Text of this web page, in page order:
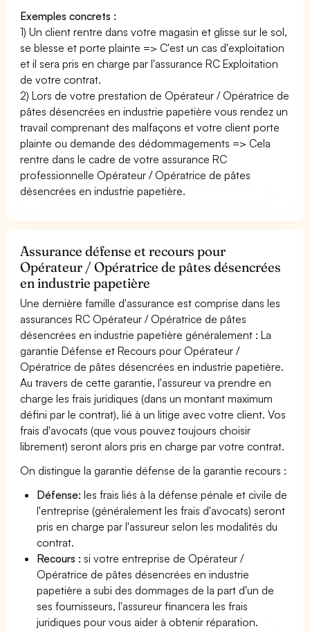
Exemples concrets :
1) Un client rentre dans votre magasin et glisse sur le sol,
se blesse et porte plainte => C'est un cas d'exploitation
et il sera pris en charge par l'assurance RC Exploitation
de votre contrat.
2) Lors de votre prestation de Opérateur / Opératrice de
pâtes désencrées en industrie papetière vous rendez un
travail comprenant des malfaçons et votre client porte
plainte ou demande des dédommagements => Cela
rentre dans le cadre de votre assurance RC
professionnelle Opérateur / Opératrice de pâtes
désencrées en industrie papetière.
Assurance défense et recours pour
Opérateur / Opératrice de pâtes désencrées
en industrie papetière
Une dernière famille d'assurance est comprise dans les
assurances RC Opérateur / Opératrice de pâtes
désencrées en industrie papetière généralement : La
garantie Défense et Recours pour Opérateur /
Opératrice de pâtes désencrées en industrie papetière.
Au travers de cette garantie, l'assureur va prendre en
charge les frais juridiques (dans un montant maximum
défini par le contrat), lié à un litige avec votre client. Vos
frais d'avocats (que vous pouvez toujours choisir
librement) seront alors pris en charge par votre contrat.
On distingue la garantie défense de la garantie recours :
Défense: les frais liés à la défense pénale et civile de
l'entreprise (généralement les frais d'avocats) seront
pris en charge par l'assureur selon les modalités du
contrat.
Recours : si votre entreprise de Opérateur /
Opératrice de pâtes désencrées en industrie
papetière a subi des dommages de la part d'un de
ses fournisseurs, l'assureur financera les frais
juridiques pour vous aider à obtenir réparation.